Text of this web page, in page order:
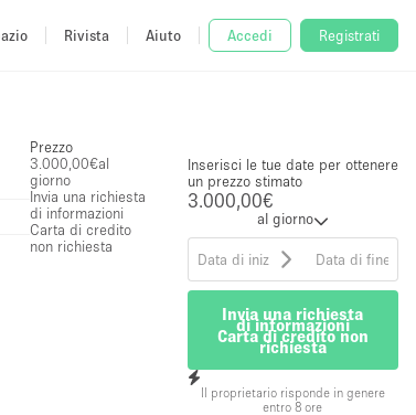
Rivista Aiuto Accedi Registrati
Inserisci le tue date per ottenere
un prezzo stimato
3.000,00€
al giorno
Invia una richiesta
di informazioni
Carta di credito non
richiesta
Il proprietario risponde in genere
entro 8 ore
Prezzo
3.000,00€al
giorno
Invia una richiesta
di informazioni
Carta di credito
non richiesta